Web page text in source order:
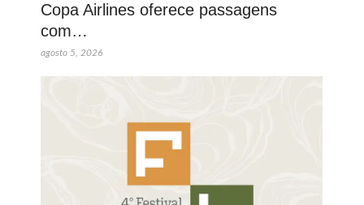
Copa Airlines oferece passagens
com…
agosto 5, 2026